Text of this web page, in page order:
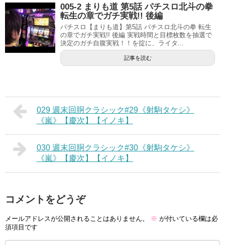
005-2 まりも道 第5話 パチスロ北斗の拳
転生の章でガチ実戦!! 後編
パチスロ【まりも道】第5話 パチスロ北斗の拳 転生
の章でガチ実戦!! 後編 実戦時間と目標枚数を抽選で
決定のガチ自腹実戦！！を掟に、ライタ...
記事を読む
029 週末回胴クラシック#29《射駒タケシ》
《嵐》【慶次】【イノキ】
030 週末回胴クラシック#30《射駒タケシ》
《嵐》【慶次】【イノキ】
コメントをどうぞ
メールアドレスが公開されることはありません。 ※ が付いている欄は必
須項目です